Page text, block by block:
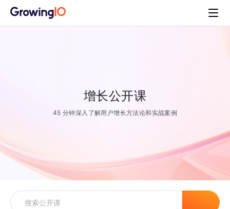
增长公开课
45 分钟深入了解用户增长方法论和实战案例